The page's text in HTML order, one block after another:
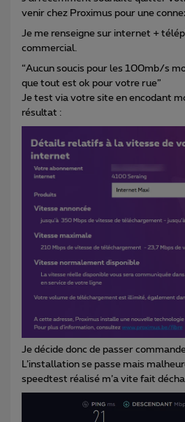
venir chez Proximus pour une
Je me renseigne sur internet +
commercial.
“Aucun soucis pour les 100mb/s
que tout est ok pour votre rue”
Je test via votre site en encodant
résultat :
Je décide donc de passer
L’installation se passe mais
speedtest réalisé m’a vite fait